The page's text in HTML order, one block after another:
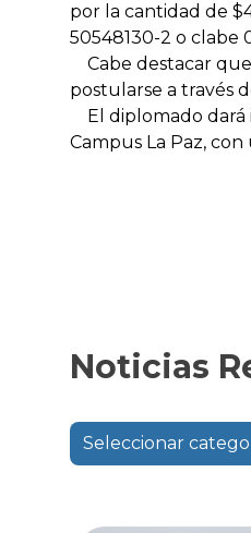
por la cantidad de
50548130-2 o clabe
Cabe destacar
postularse a través
El diplomado dará
Campus La Paz,
Noticias
Seleccionar